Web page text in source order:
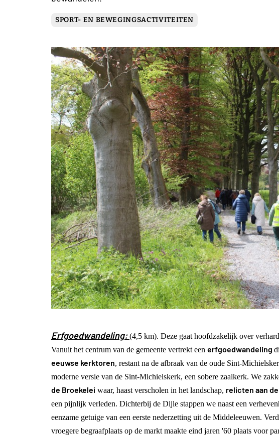
SPORT- EN BEWEGINGSACTIVITEITEN
Erfgoedwandeling:(4,5 km). Deze gaat hoofdzakelijk over
Vanuit het centrum van de gemeente vertrekt een erfgoedwandeling
eeuwse kerktoren, restant na de afbraak van de oude Sint-
moderne versie van de Sint-Michielskerk, een sobere zaalkerk. We
de Broekelei waar, haast verscholen in het landschap, relicten aan
een pijnlijk verleden. Dichterbij de Dijle stappen we naast een
eenzame getuige van een eerste nederzetting uit de Middeleeuwen.
vroegere begraafplaats op de markt maakte eind jaren '60 plaats voor